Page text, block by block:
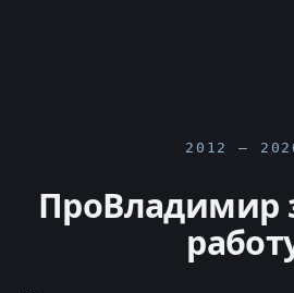
2012 —
ПроВладимир